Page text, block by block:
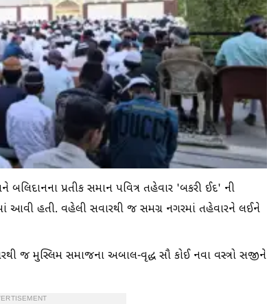
બલિદાનના પ્રતીક સમાન પવિત્ર તહેવાર 'બકરી ઈદ' ની
આવી હતી. વહેલી સવારથી જ સમગ્ર નગરમાં તહેવારને લઈને
જ મુસ્લિમ સમાજના અબાલ-વૃદ્ધ સૌ કોઈ નવા વસ્ત્રો સજીને